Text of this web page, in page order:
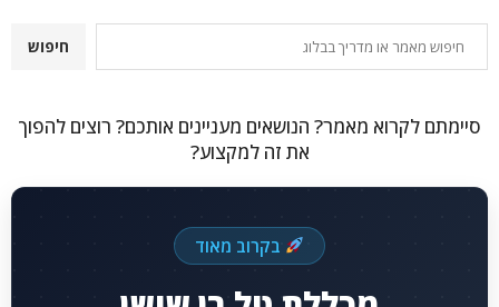
חיפוש
סיימתם לקרוא מאמר? הנושאים מעניינים אותכם? רוצים להפוך
את זה למקצוע?
בקרוב מאוד